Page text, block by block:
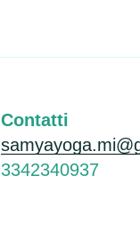
Contatti
3342340937